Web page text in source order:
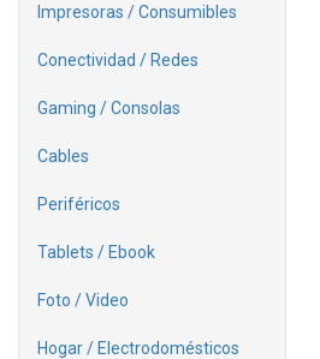
Impresoras / Consumibles
Conectividad / Redes
Gaming / Consolas
Cables
Periféricos
Tablets / Ebook
Foto / Video
Hogar / Electrodomésticos